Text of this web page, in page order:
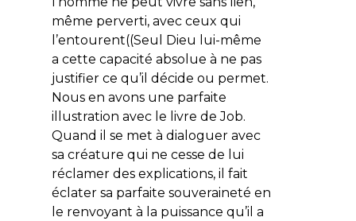
même perverti, avec ceux qui
l’entourent((Seul Dieu lui-même
a cette capacité absolue à ne pas
justifier ce qu’il décide ou permet.
Nous en avons une parfaite
illustration avec le livre de Job.
Quand il se met à dialoguer avec
sa créature qui ne cesse de lui
réclamer des explications, il fait
éclater sa parfaite souveraineté en
le renvoyant à la puissance qu’il a